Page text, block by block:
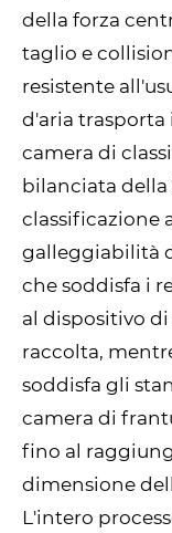
della forza
taglio e
resistente
d'aria
camera di
bilanciata
classificazione
galleggiabilità
che soddisfa i
al dispositivo
raccolta,
soddisfa gli
camera di
fino al
dimensione
L'intero